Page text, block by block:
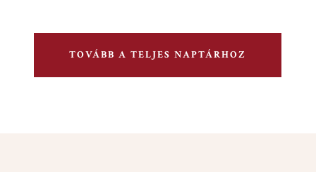
TOVÁBB A TELJES NAPTÁRHOZ